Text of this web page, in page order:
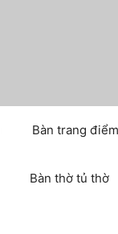
Bàn trang điểm
Bàn thờ tủ thờ